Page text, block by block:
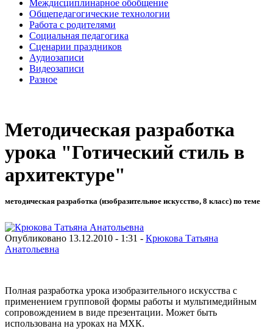
Междисциплинарное обобщение
Общепедагогические технологии
Работа с родителями
Социальная педагогика
Сценарии праздников
Аудиозаписи
Видеозаписи
Разное
Методическая разработка
урока "Готический стиль в
архитектуре"
методическая разработка (изобразительное искусство, 8 класс) по теме
Опубликовано 13.12.2010 - 1:31 - Крюкова Татьяна
Анатольевна
Полная разработка урока изобразительного искусства с
применением групповой формы работы и мультимедийным
сопровождением в виде презентации. Может быть
использована на уроках на МХК.